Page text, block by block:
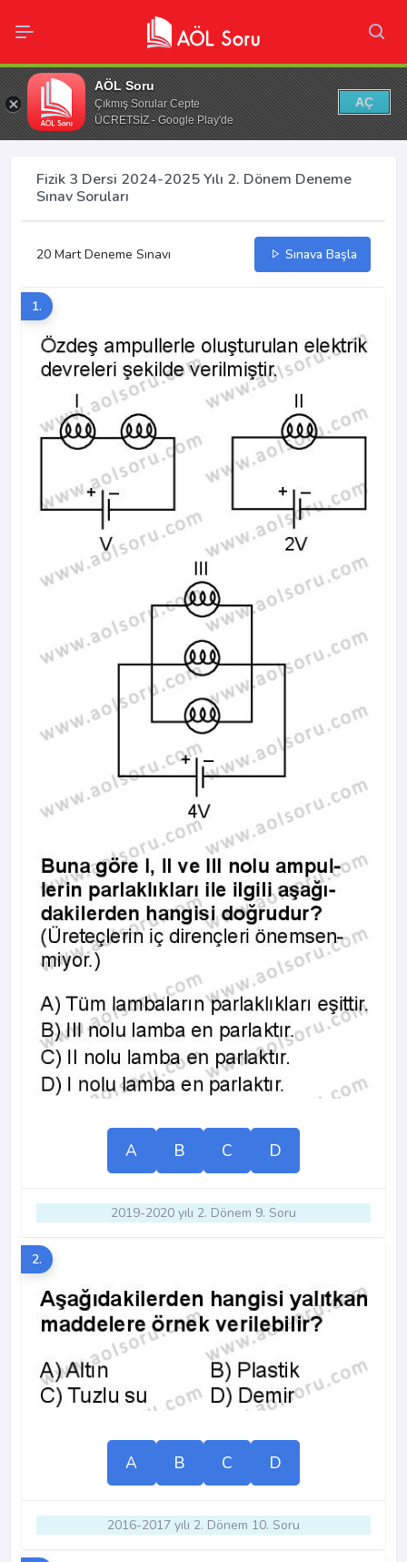
AÖL Soru
Çıkmış Sorular Cepte
ÜCRETSİZ - Google Play'de
AÇ
Fizik 3 Dersi 2024-2025 Yılı 2. Dönem Deneme
Sınav Soruları
20 Mart Deneme Sınavı Sınava Başla
1.
A B C D
2019-2020 yılı 2. Dönem 9. Soru
2.
A B C D
2016-2017 yılı 2. Dönem 10. Soru